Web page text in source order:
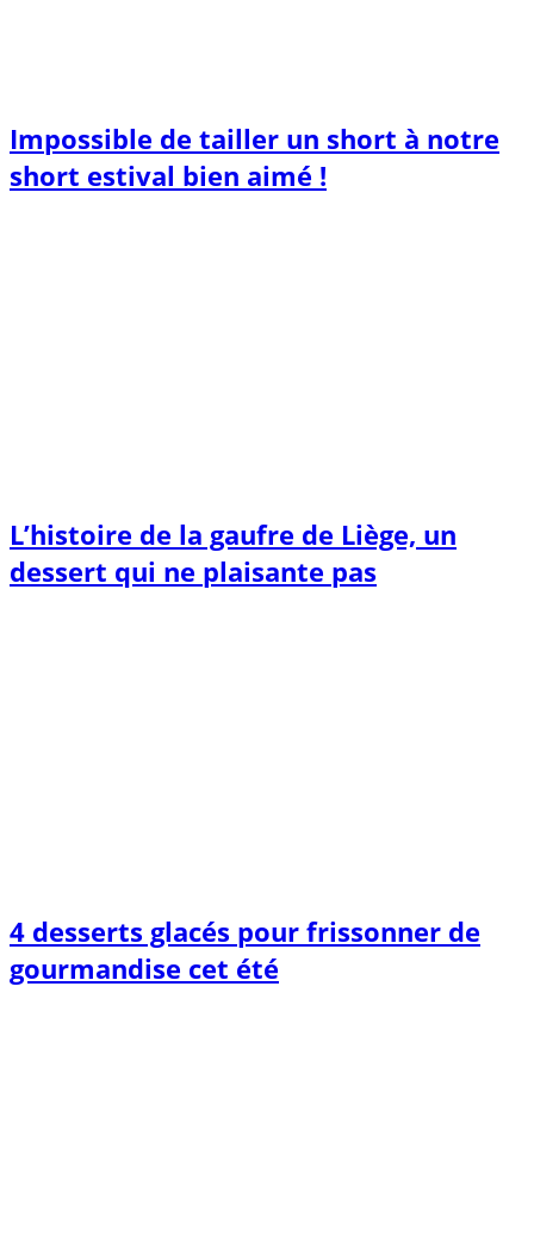
Impossible de tailler un short à notre
short estival bien aimé !
L’histoire de la gaufre de Liège, un
dessert qui ne plaisante pas
4 desserts glacés pour frissonner de
gourmandise cet été